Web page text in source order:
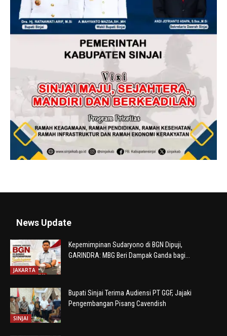
News Update
JAKARTA
Kepemimpinan Sudaryono di BGN Dipuji,
GARINDRA: MBG Beri Dampak Ganda bagi...
SINJAI
Bupati Sinjai Terima Audiensi PT GGF, Jajaki
Pengembangan Pisang Cavendish